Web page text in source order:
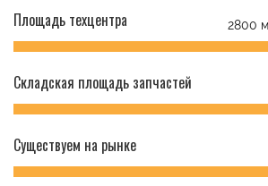
Площадь техцентра 2800
Складская площадь запчастей
Существуем на рынке